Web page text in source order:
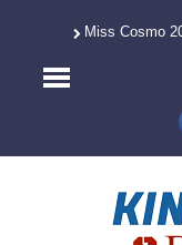
Miss Cosmo